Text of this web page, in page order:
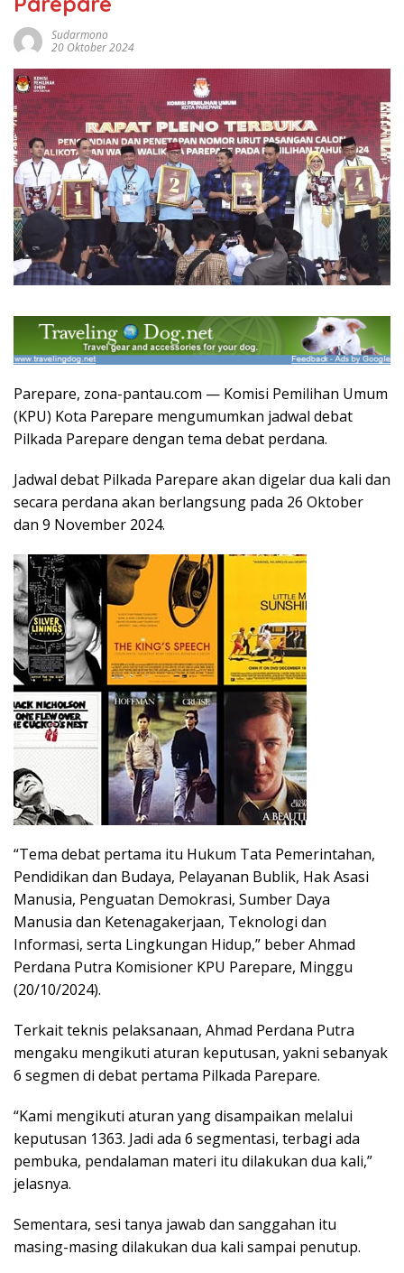
Sudarmono
20 Oktober 2024
Parepare, zona-pantau.com — Komisi Pemilihan Umum
(KPU) Kota Parepare mengumumkan jadwal debat
Pilkada Parepare dengan tema debat perdana.
Jadwal debat Pilkada Parepare akan digelar dua kali dan
secara perdana akan berlangsung pada 26 Oktober
dan 9 November 2024.
“Tema debat pertama itu Hukum Tata Pemerintahan,
Pendidikan dan Budaya, Pelayanan Bublik, Hak Asasi
Manusia, Penguatan Demokrasi, Sumber Daya
Manusia dan Ketenagakerjaan, Teknologi dan
Informasi, serta Lingkungan Hidup,” beber Ahmad
Perdana Putra Komisioner KPU Parepare, Minggu
(20/10/2024).
Terkait teknis pelaksanaan, Ahmad Perdana Putra
mengaku mengikuti aturan keputusan, yakni sebanyak
6 segmen di debat pertama Pilkada Parepare.
“Kami mengikuti aturan yang disampaikan melalui
keputusan 1363. Jadi ada 6 segmentasi, terbagi ada
pembuka, pendalaman materi itu dilakukan dua kali,”
jelasnya.
Sementara, sesi tanya jawab dan sanggahan itu
masing-masing dilakukan dua kali sampai penutup.